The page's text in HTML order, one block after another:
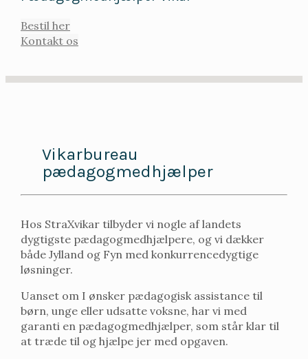
Bestil her
Kontakt os
Vikarbureau
pædagogmedhjælper
Hos StraXvikar tilbyder vi nogle af landets
dygtigste pædagogmedhjælpere, og vi dækker
både Jylland og Fyn med konkurrencedygtige
løsninger.
Uanset om I ønsker pædagogisk assistance til
børn, unge eller udsatte voksne, har vi med
garanti en pædagogmedhjælper, som står klar til
at træde til og hjælpe jer med opgaven.